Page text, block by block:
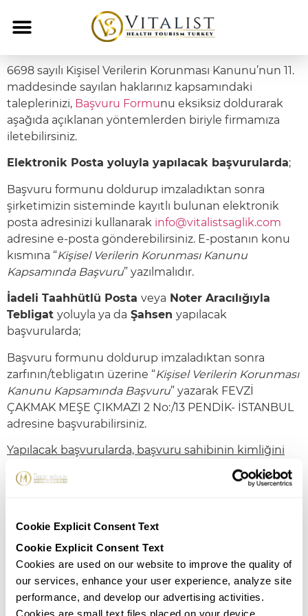
Cookie Explicit Consent Text
Cookie Explicit Consent Text
Cookies are used on our website to improve the quality of
our services, enhance your user experience, analyze site
performance, and develop our advertising activities.
6698 sayılı Kişisel Verilerin Korunması Kanunu’nun 11.
maddesinde sayılan haklarınız kapsamındaki
taleplerinizi, Başvuru Formunu eksiksiz doldurarak
aşağıda açıklanan yöntemlerden biriyle firmamıza
iletebilirsiniz.
Elektronik Posta yoluyla yapılacak başvurularda;
Başvuru formunu doldurup imzaladıktan sonra
şirketimizin sisteminde kayıtlı bulunan elektronik
posta adresinizi kullanarak info@vitalistsaglik.com
adresine e-posta gönderebilirsiniz. E-postanın konu
kısmına “Kişisel Verilerin Korunması Kanunu
Kapsamında Başvuru” yazılmalıdır.
İadeli Taahhütlü Posta veya Noter Aracılığıyla
Tebligat yoluyla ya da Şahsen yapılacak
başvurularda;
Başvuru formunu doldurup imzaladıktan sonra
zarfının/tebligatın üzerine “Kişisel Verilerin Korunması
Kanunu Kapsamında Başvuru” yazarak FEVZİ
ÇAKMAK MEŞE ÇIKMAZI 2 No:/13 PENDİK- İSTANBUL
adresine başvurabilirsiniz.
Yapılacak başvurularda, başvuru sahibinin kimliğini
geç 30 (otuz) gün içinde tercihinize göre yazılı olarak
veya elektronik ortam üzerinden yanıtlandırılacaktır.
Haklarınız nelerdir?
Kişisel verinizin işlenip işlenmediğini öğrenme,
Kişisel verileriniz işlenmişse buna ilişkin bilgi